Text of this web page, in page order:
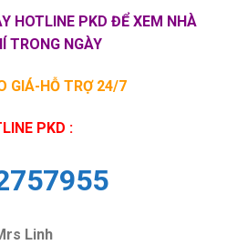
HOTLINE PKD ĐỂ XEM NHÀ
TRONG NGÀY
GIÁ-HỖ TRỢ 24/7
PKD :
Linh